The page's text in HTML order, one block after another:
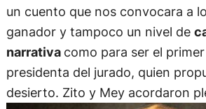
un cuento que nos convocara a
ganador y tampoco un nivel de
narrativa como para ser el primer
presidenta del jurado, quien
desierto. Zito y Mey acordaron